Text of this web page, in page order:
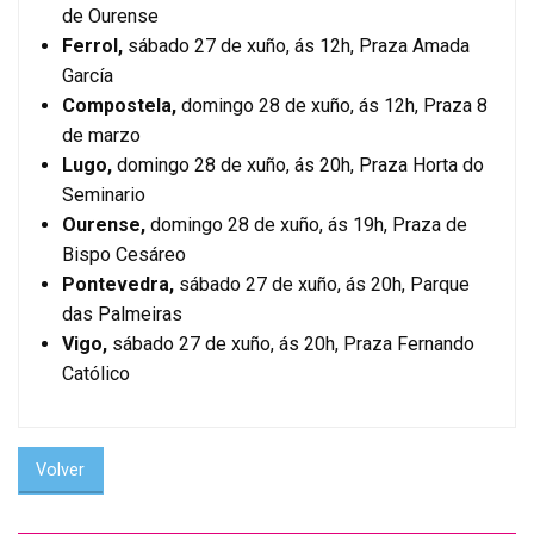
de Ourense
Ferrol, sábado 27 de xuño, ás 12h, Praza Amada
García
Compostela, domingo 28 de xuño, ás 12h, Praza 8
de marzo
Lugo, domingo 28 de xuño, ás 20h, Praza Horta do
Seminario
Ourense, domingo 28 de xuño, ás 19h, Praza de
Bispo Cesáreo
Pontevedra, sábado 27 de xuño, ás 20h, Parque
das Palmeiras
Vigo, sábado 27 de xuño, ás 20h, Praza Fernando
Católico
Volver